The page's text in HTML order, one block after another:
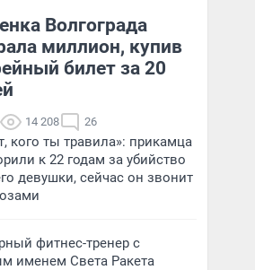
Волгограда
миллион, купив
билет за 20
14 208 26
кого ты травила»: прикамца
к 22 годам за убийство
девушки, сейчас он звонит
фитнес-тренер с
именем Света Ракета